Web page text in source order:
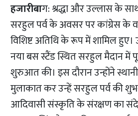
हजारीबाग: श्रद्धा और उल्लास के
सरहुल पर्व के अवसर पर कांग्रेस के
विशिष्ट अतिथि के रूप में शामिल हुए।
नया बस स्टैंड स्थित सरहुल मैदान में
शुरुआत की। इस दौरान उन्होंने
मुलाकात कर उन्हें सरहुल पर्व की
आदिवासी संस्कृति के संरक्षण का